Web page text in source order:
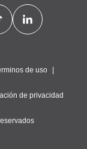
de uso
de privacidad